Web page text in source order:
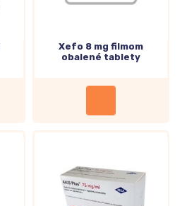
Xefo 8 mg filmom
obalené tablety